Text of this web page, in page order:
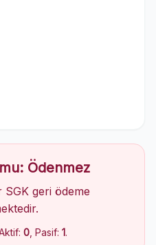
Ödenmez
geri ödeme
0 , Pasif: 1.